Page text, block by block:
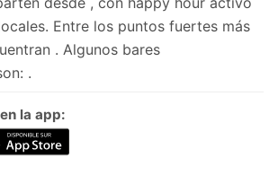
Entre los puntos fuertes más
. Algunos bares
.
la app: